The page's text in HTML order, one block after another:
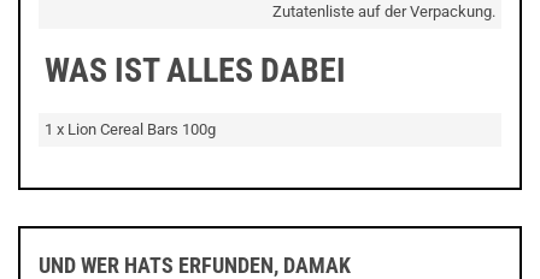
Zutatenliste auf der Verpackung.
WAS IST ALLES DABEI
1 x Lion Cereal Bars 100g
UND WER HATS ERFUNDEN, DAMAK